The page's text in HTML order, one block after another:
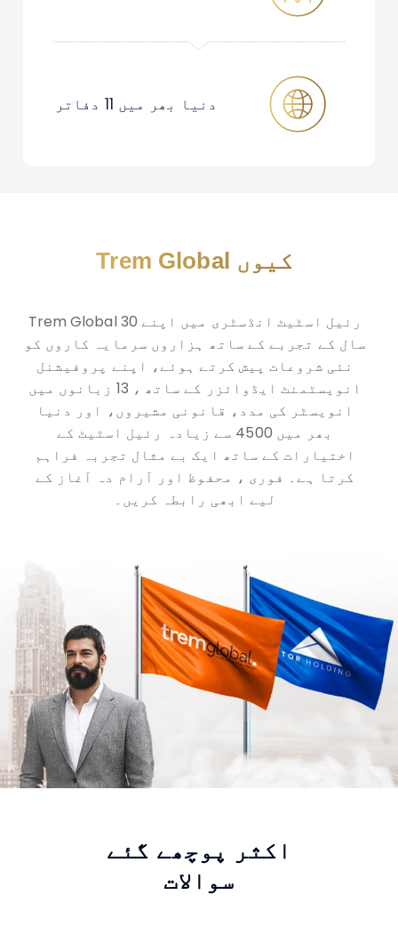
دنیا بھر میں 11 دفاتر
Trem Global کیوں
Trem Global رئیل اسٹیٹ انڈسٹری میں اپنے 30
سال کے تجربے کے ساتھ ہزاروں سرمایہ کاروں کو
نئی شروعات پیش کرتے ہوئے، اپنے پروفیشنل
انویسٹمنٹ ایڈوائزر کے ساتھ ، 13 زبانوں میں
انویسٹر کی مدد، قانونی مشیروں، اور دنیا
بھر میں 4500 سے زیادہ رئیل اسٹیٹ کے
اختیارات کے ساتھ ایک بے مثال تجربہ فراہم
کرتا ہے۔ فوری ، محفوظ اور آرام دہ آغاز کے
لیے ابھی رابطہ کریں۔
اکثر پوچھے گئے
سوالات